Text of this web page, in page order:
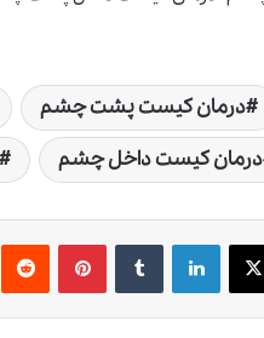
درمان کیست پشت چشم
درمان کیست داخل چشم
لینکدین ‫تامبلر ‫پین‌ترست‫رددیت